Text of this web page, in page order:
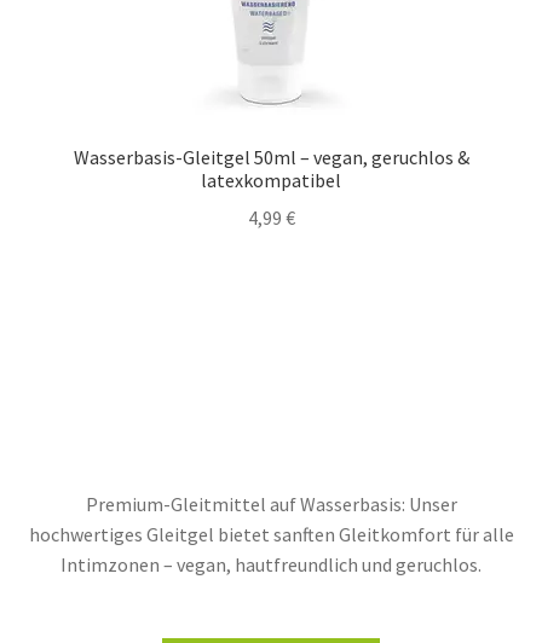
Wasserbasis-Gleitgel 50ml – vegan, geruchlos &
latexkompatibel
4,99 €
Premium-Gleitmittel auf Wasserbasis: Unser
hochwertiges Gleitgel bietet sanften Gleitkomfort für alle
Intimzonen – vegan, hautfreundlich und geruchlos.